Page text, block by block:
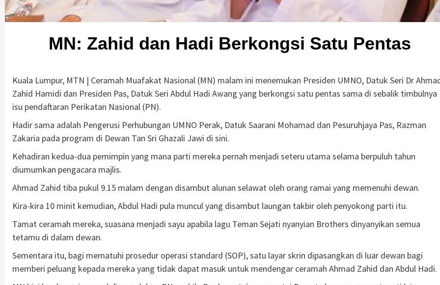
MN: Zahid dan Hadi Berkongsi Satu Pentas
Kuala Lumpur, MTN | Ceramah Muafakat Nasional (MN) malam ini menemukan Presiden UMNO, Datuk Seri Dr
Zahid Hamidi dan Presiden Pas, Datuk Seri Abdul Hadi Awang yang berkongsi satu pentas sama di sebalik timbulnya
isu pendaftaran Perikatan Nasional (PN).
Hadir sama adalah Pengerusi Perhubungan UMNO Perak, Datuk Saarani Mohamad dan Pesuruhjaya Pas, Razman
Zakaria pada program di Dewan Tan Sri Ghazali Jawi di sini.
Kehadiran kedua-dua pemimpin yang mana parti mereka pernah menjadi seteru utama selama berpuluh tahun
diumumkan pengacara majlis.
Ahmad Zahid tiba pukul 9.15 malam dengan disambut alunan selawat oleh orang ramai yang memenuhi dewan.
Kira-kira 10 minit kemudian, Abdul Hadi pula muncul yang disambut laungan takbir oleh penyokong parti itu.
Tamat ceramah mereka, suasana menjadi sayu apabila lagu Teman Sejati nyanyian Brothers dinyanyikan semua
tetamu di dalam dewan.
Sementara itu, bagi mematuhi prosedur operasi standard (SOP), satu layar skrin dipasangkan di luar dewan bagi
memberi peluang kepada mereka yang tidak dapat masuk untuk mendengar ceramah Ahmad Zahid dan Abdul Hadi.